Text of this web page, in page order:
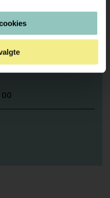
større kjøp eller
vi deg!
00